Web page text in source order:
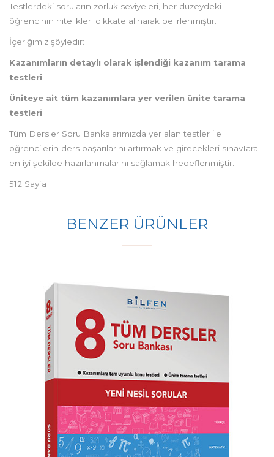
Testlerdeki soruların zorluk seviyeleri, her düzeydeki
öğrencinin nitelikleri dikkate alınarak belirlenmiştir.
İçeriğimiz şöyledir:
Kazanımların detaylı olarak işlendiği kazanım tarama
testleri
Üniteye ait tüm kazanımlara yer verilen ünite tarama
testleri
Tüm Dersler Soru Bankalarımızda yer alan testler ile
öğrencilerin ders başarılarını artırmak ve girecekleri sınavIara
en iyi şekilde hazırlanmalarını sağlamak hedeflenmiştir.
512 Sayfa
BENZER ÜRÜNLER